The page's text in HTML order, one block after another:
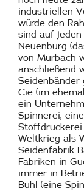
industriellen
würde den
sind auf jeden
Neuenburg
von Murbach
anschließend
Seidenbänder
Cie (im
ein
Spinnerei,
Stoffdruckerei
Weltkrieg als
Seidenfabrik
Fabriken in
immer in
Buhl (eine